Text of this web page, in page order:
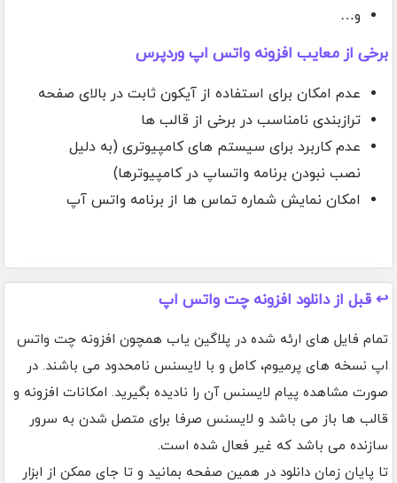
و…
برخی از معایب افزونه واتس اپ وردپرس
عدم امکان برای استفاده از آیکون ثابت در بالای صفحه
ترازبندی نامناسب در برخی از قالب ها
عدم کاربرد برای سیستم های کامپیوتری (به دلیل
نصب نبودن برنامه واتساپ در کامپیوترها)
امکان نمایش شماره تماس ها از برنامه واتس آپ
↩️ قبل از دانلود افزونه چت واتس اپ
تمام فایل های ارئه شده در پلاگین یاب همچون افزونه چت واتس
اپ نسخه های پرمیوم، کامل و با لایسنس نامحدود می باشند. در
صورت مشاهده پیام لایسنس آن را نادیده بگیرید. امکانات افزونه و
قالب ها باز می باشد و لایسنس صرفا برای متصل شدن به سرور
سازنده می باشد که غیر فعال شده است.
تا پایان زمان دانلود در همین صفحه بمانید و تا جای ممکن از ابزار